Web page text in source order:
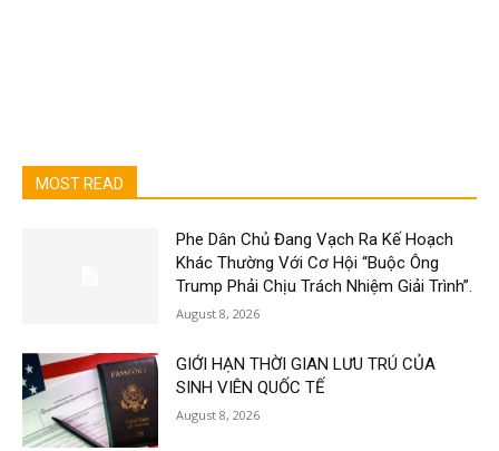
MOST READ
Phe Dân Chủ Đang Vạch Ra Kế Hoạch
Khác Thường Với Cơ Hội “Buộc Ông
Trump Phải Chịu Trách Nhiệm Giải Trình”.
August 8, 2026
GIỚI HẠN THỜI GIAN LƯU TRÚ CỦA
SINH VIÊN QUỐC TẾ
August 8, 2026